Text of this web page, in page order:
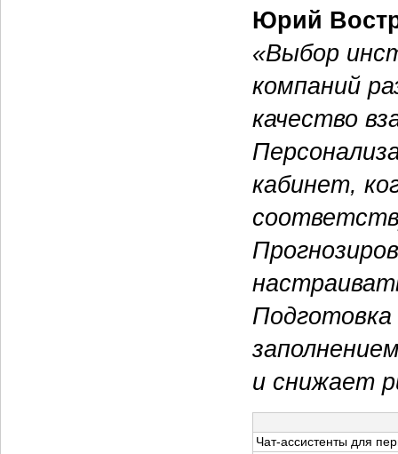
Юрий
«Выбор
компаний
качество
кабинет,
и снижает
Чат-ассистенты для